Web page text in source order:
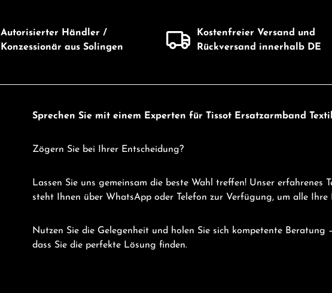
Autorisierter Händler /
Konzessionär aus Solingen
Kostenfreier Versand und
Rückversand innerhalb DE
Sprechen Sie mit einem Experten für Tissot Ersatzarmband
Zögern Sie bei Ihrer Entscheidung?
Lassen Sie uns gemeinsam die beste Wahl treffen! Unser erfahrenes
steht Ihnen über WhatsApp oder Telefon zur Verfügung, um alle
Nutzen Sie die Gelegenheit und holen Sie sich kompetente
dass Sie die perfekte Lösung finden.